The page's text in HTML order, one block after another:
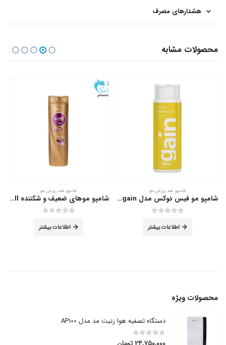
هشدارهای مصرف
محصولات مشابه
شامپو ضد ریزش مو
شامپو مو فیس دوکس مدل Revigain حجم 200 میلی لیتر
اطلاعات بیشتر
شامپو ضد ریزش مو
شامپو موهای ضعیف و شکننده Hair Fall سان سیلک 350 میلی لیتر
اطلاعات بیشتر
محصولات ویژه
دستگاه تصفیه هوا زنیت مد مدل AP100